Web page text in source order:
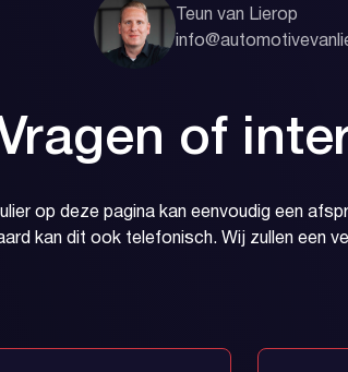
Teun van Lierop
of
op deze pagina kan eenvoudig een
kan dit ook telefonisch. Wij zullen een